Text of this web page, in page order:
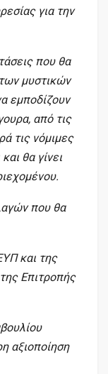
για την
που θα
μυστικών
εμποδίζουν
από τις
τις νόμιμες
θα γίνει
που θα
και της
Επιτροπής
αξιοποίηση